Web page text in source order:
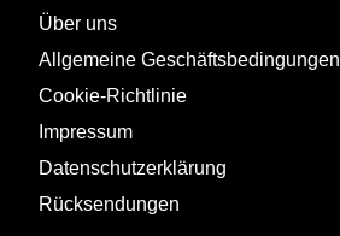
Über uns
Allgemeine Geschäftsbedingungen
Cookie-Richtlinie
Impressum
Datenschutzerklärung
Rücksendungen